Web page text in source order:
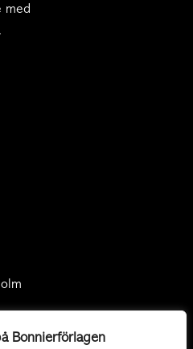
Bonnierförlagen
med